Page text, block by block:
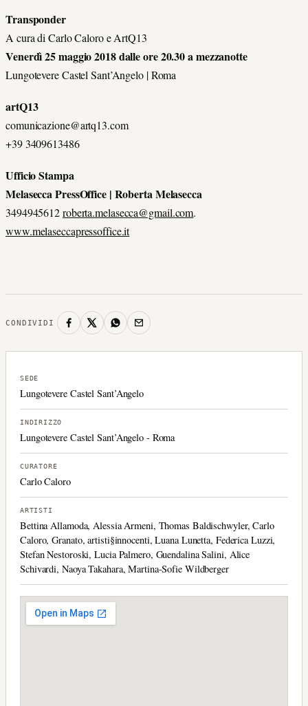
Transponder
A cura di Carlo Caloro e ArtQ13
Venerdì 25 maggio 2018 dalle ore 20.30 a mezzanotte
Lungotevere Castel Sant’Angelo | Roma
artQ13
comunicazione@artq13.com
+39 3409613486
Ufficio Stampa
Melasecca PressOffice | Roberta Melasecca
3494945612roberta.melasecca@gmail.com.
www.melaseccapressoffice.it
CONDIVIDI
SEDE
Lungotevere Castel Sant’Angelo
INDIRIZZO
Lungotevere Castel Sant’Angelo - Roma
CURATORE
Carlo Caloro
ARTISTI
Bettina Allamoda, Alessia Armeni, Thomas Baldischwyler, Carlo
Caloro, Granato, artisti§innocenti, Luana Lunetta, Federica Luzzi,
Stefan Nestoroski, Lucia Palmero, Guendalina Salini, Alice
Schivardi, Naoya Takahara, Martina-Sofie Wildberger